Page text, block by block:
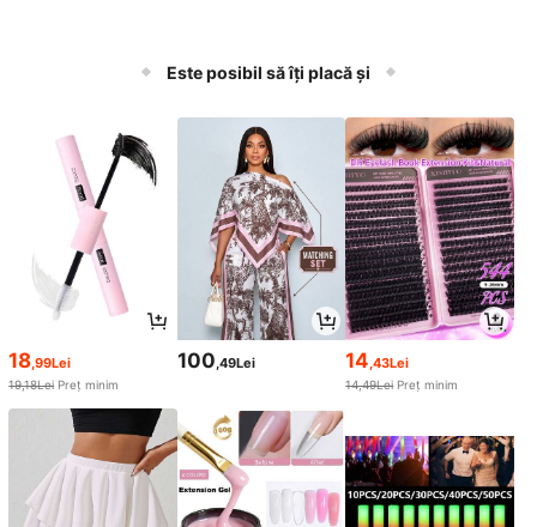
Este posibil să îți placă și
18 ,99Lei
19,18Lei Preț minim
100 ,49Lei 14 ,43Lei
14,49Lei Preț minim